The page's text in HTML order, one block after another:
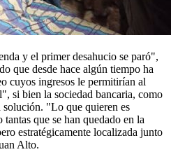
y el primer desahucio se paró",
que desde hace algún tiempo ha
cuyos ingresos le permitirían al
si bien la sociedad bancaria, como
"Lo que quieren es
que se han quedado en la
estratégicamente localizada junto
Alto.